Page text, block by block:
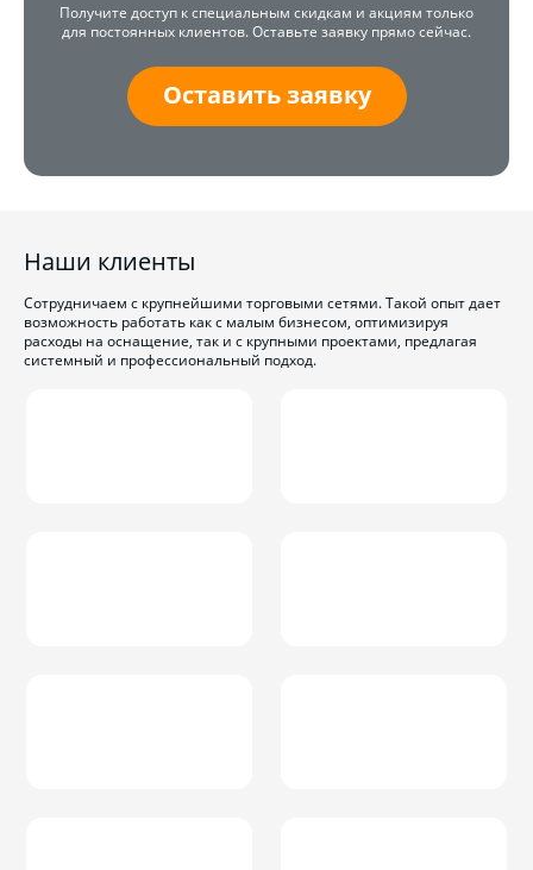
Получите доступ к специальным скидкам и акциям только
для постоянных клиентов. Оставьте заявку прямо сейчас.
Оставить заявку
Наши клиенты
Сотрудничаем с крупнейшими торговыми сетями. Такой опыт дает
возможность работать как с малым бизнесом, оптимизируя
расходы на оснащение, так и с крупными проектами, предлагая
системный и профессиональный подход.